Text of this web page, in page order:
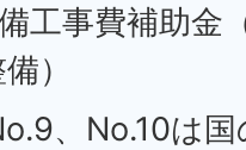
工事費補助金
）
、No.10は国